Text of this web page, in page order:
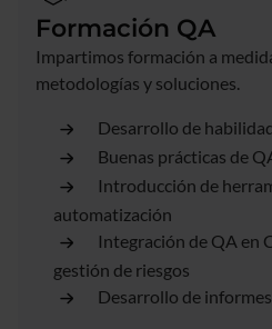
Formación QA
Impartimos formación a
metodologías y soluciones.
Desarrollo de
Buenas prácticas de
Introducción de
automatización
Integración de QA en
gestión de riesgos
Desarrollo de